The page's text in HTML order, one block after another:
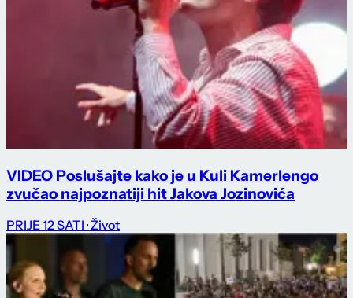
VIDEO Poslušajte kako je u Kuli Kamerlengo
zvučao najpoznatiji hit Jakova Jozinovića
PRIJE 12 SATI · Život